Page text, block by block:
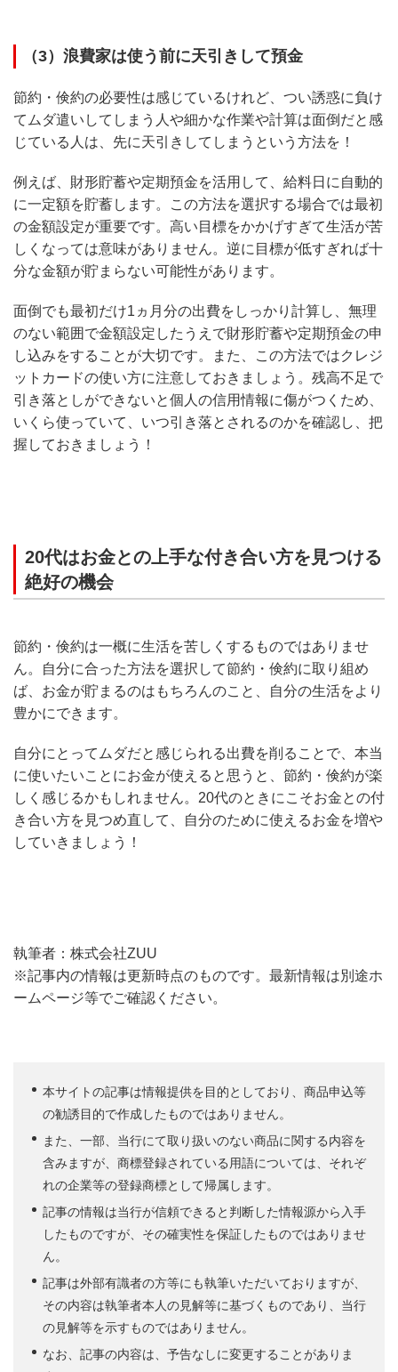
（3）浪費家は使う前に天引きして預金
節約・倹約の必要性は感じているけれど、つい誘惑に負け
てムダ遣いしてしまう人や細かな作業や計算は面倒だと感
じている人は、先に天引きしてしまうという方法を！
例えば、財形貯蓄や定期預金を活用して、給料日に自動的
に一定額を貯蓄します。この方法を選択する場合では最初
の金額設定が重要です。高い目標をかかげすぎて生活が苦
しくなっては意味がありません。逆に目標が低すぎれば十
分な金額が貯まらない可能性があります。
面倒でも最初だけ1ヵ月分の出費をしっかり計算し、無理
のない範囲で金額設定したうえで財形貯蓄や定期預金の申
し込みをすることが大切です。また、この方法ではクレジ
ットカードの使い方に注意しておきましょう。残高不足で
引き落としができないと個人の信用情報に傷がつくため、
いくら使っていて、いつ引き落とされるのかを確認し、把
握しておきましょう！
20代はお金との上手な付き合い方を見つける
絶好の機会
節約・倹約は一概に生活を苦しくするものではありませ
ん。自分に合った方法を選択して節約・倹約に取り組め
ば、お金が貯まるのはもちろんのこと、自分の生活をより
豊かにできます。
自分にとってムダだと感じられる出費を削ることで、本当
に使いたいことにお金が使えると思うと、節約・倹約が楽
しく感じるかもしれません。20代のときにこそお金との付
き合い方を見つめ直して、自分のために使えるお金を増や
していきましょう！
執筆者：株式会社ZUU
※記事内の情報は更新時点のものです。最新情報は別途ホ
ームページ等でご確認ください。
本サイトの記事は情報提供を目的としており、商品申込等
の勧誘目的で作成したものではありません。
また、一部、当行にて取り扱いのない商品に関する内容を
含みますが、商標登録されている用語については、それぞ
れの企業等の登録商標として帰属します。
記事の情報は当行が信頼できると判断した情報源から入手
したものですが、その確実性を保証したものではありませ
ん。
記事は外部有識者の方等にも執筆いただいておりますが、
その内容は執筆者本人の見解等に基づくものであり、当行
の見解等を示すものではありません。
なお、記事の内容は、予告なしに変更することがありま